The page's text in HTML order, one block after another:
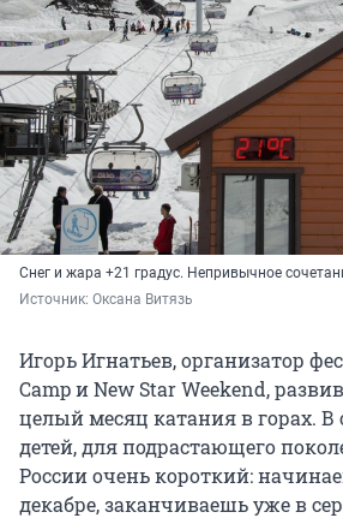
Снег и жара +21 градус. Непривычное
Источник: Оксана Витязь
Игорь Игнатьев, организатор
Camp и New Star Weekend,
целый месяц катания в горах. В
детей, для подрастающего
России очень короткий:
декабре, заканчиваешь уже в